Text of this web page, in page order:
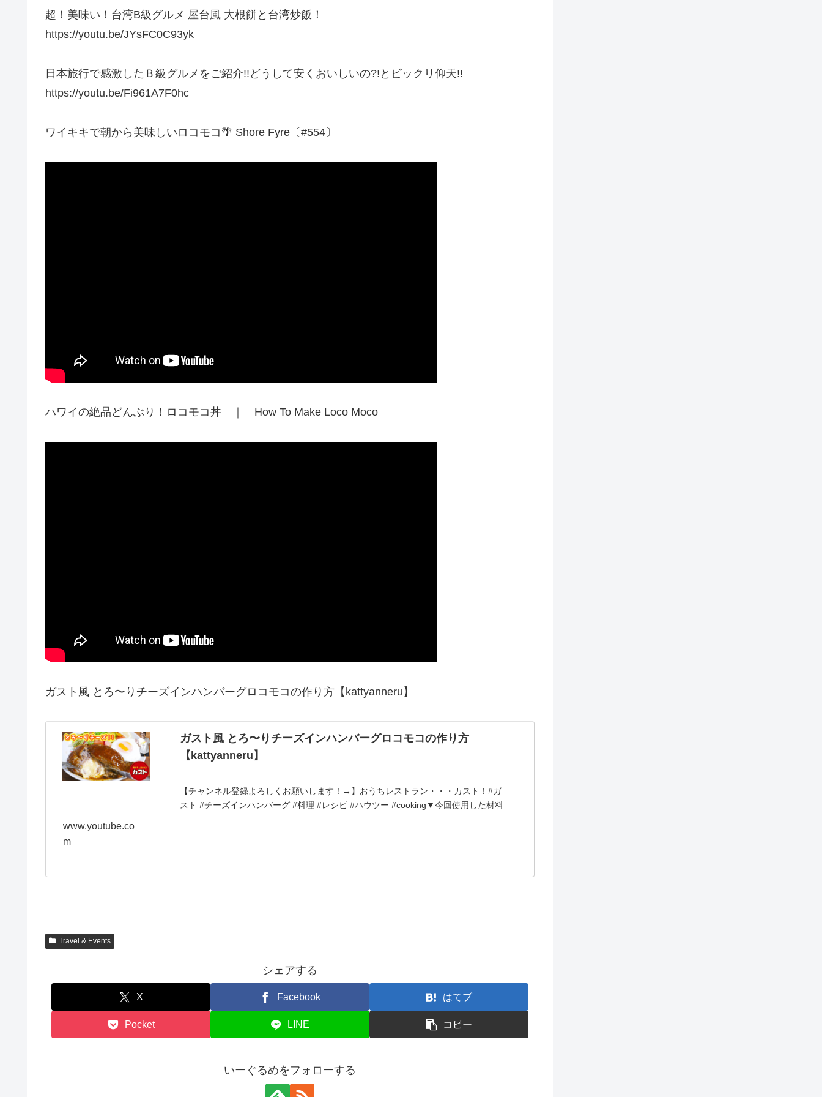
超！美味い！台湾B級グルメ 屋台風 大根餅と台湾炒飯！
https://youtu.be/JYsFC0C93yk
日本旅行で感激したＢ級グルメをご紹介!!どうして安くおいしいの?!とビックリ仰天!!
https://youtu.be/Fi961A7F0hc
ワイキキで朝から美味しいロコモコ🌴 Shore Fyre〔#554〕
ハワイの絶品どんぶり！ロコモコ丼 ｜ How To Make Loco Moco
ガスト風 とろ〜りチーズインハンバーグロコモコの作り方【kattyanneru】
ガスト風 とろ〜りチーズインハンバーグロコモコの作り方
【kattyanneru】
【チャンネル登録よろしくお願いします！→】おうちレストラン・・・カスト！#ガ
スト #チーズインハンバーグ #料理 #レシピ #ハウツー #cooking▼今回使用した材料
www.youtube.co
m
Travel & Events
シェアする
X Facebook はてブ
Pocket LINE コピー
いーぐるめをフォローする